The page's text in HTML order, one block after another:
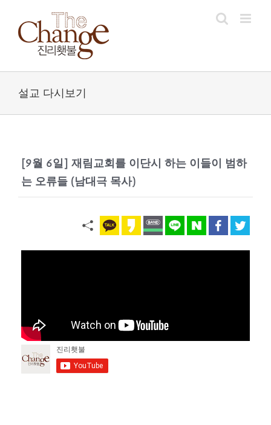
content
설교 다시보기
[9월 6일] 재림교회를 이단시 하는 이들이 범하
는 오류들 (남대극 목사)